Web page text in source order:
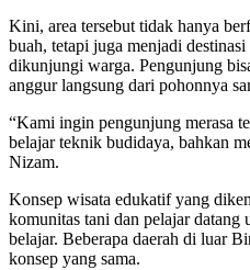
Kini, area tersebut tidak hanya
buah, tetapi juga menjadi
dikunjungi warga. Pengunjung
anggur langsung dari pohonnya
“Kami ingin pengunjung merasa
belajar teknik budidaya, bahkan
Nizam.
Konsep wisata edukatif yang
komunitas tani dan pelajar
belajar. Beberapa daerah di luar
konsep yang sama.